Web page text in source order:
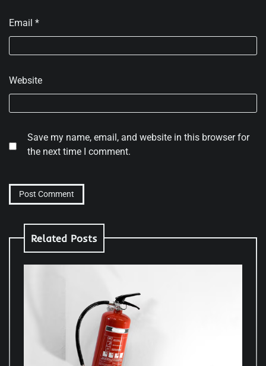
Email *
Website
Save my name, email, and website in this browser for
the next time I comment.
Related Posts